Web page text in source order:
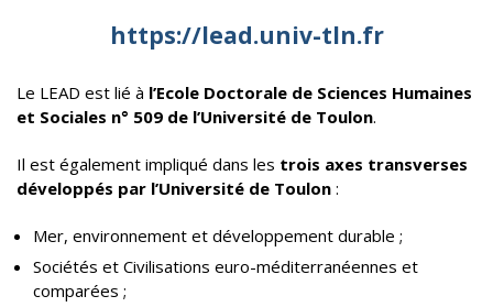
https://lead.univ-tln.fr
Le LEAD est lié à l’Ecole Doctorale de Sciences Humaines
et Sociales n° 509 de l’Université de Toulon.
Il est également impliqué dans les trois axes transverses
développés par l’Université de Toulon :
Mer, environnement et développement durable ;
Sociétés et Civilisations euro-méditerranéennes et
comparées ;